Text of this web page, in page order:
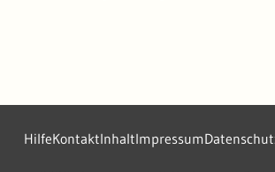
HilfeKontaktInhaltImpressum